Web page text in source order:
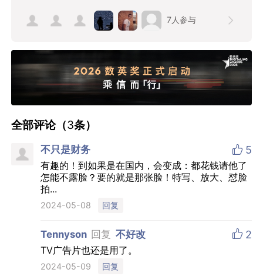
7人参与
全部评论（3条）
不只是财务  5
有趣的！到如果是在国内，会变成：都花钱请他了
怎能不露脸？要的就是那张脸！特写、放大、怼脸
拍...
2024-05-08 回复
Tennyson 回复 不好改  2
TV广告片也还是用了。
2024-05-09 回复